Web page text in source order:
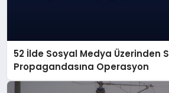
52 İlde Sosyal Medya Üzerinden
Propagandasına Operasyon